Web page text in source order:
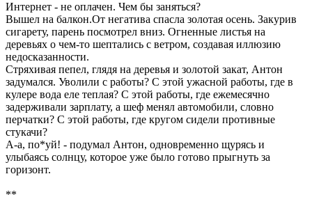
Интернет - не оплачен. Чем бы заняться?
Вышел на балкон.От негатива спасла золотая осень. Закурив
сигарету, парень посмотрел вниз. Огненные листья на
деревьях о чем-то шептались с ветром, создавая иллюзию
недосказанности.
Стряхивая пепел, глядя на деревья и золотой закат, Антон
задумался. Уволили с работы? С этой ужасной работы, где в
кулере вода еле теплая? С этой работы, где ежемесячно
задерживали зарплату, а шеф менял автомобили, словно
перчатки? С этой работы, где кругом сидели противные
стукачи?
А-а, по*уй! - подумал Антон, одновременно щурясь и
улыбаясь солнцу, которое уже было готово прыгнуть за
горизонт.
**